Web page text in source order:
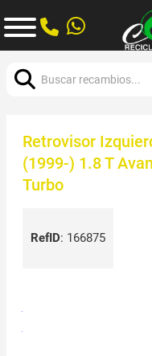
Retrovisor
(1999-) 1.8 T
Turbo
RefID: 166875